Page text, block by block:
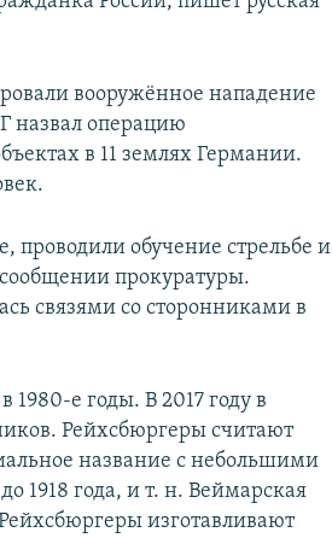
вооружённое нападение
назвал операцию
в 11 землях Германии.
проводили обучение стрельбе и
прокуратуры.
связями со сторонниками в
е годы. В 2017 году в
Рейхсбюргеры считают
название с небольшими
1918 года, и т. н. Веймарская
изготавливают